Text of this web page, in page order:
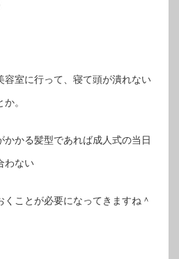
容室に行って、寝て頭が潰れない
。
かる髪型であれば成人式の当日
わない
ことが必要になってきますね＾